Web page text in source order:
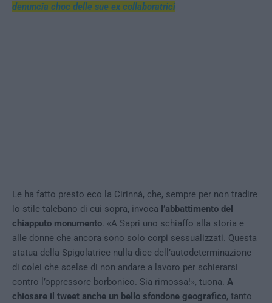
denuncia choc delle sue ex collaboratrici
Le ha fatto presto eco la Cirinnà, che, sempre per non tradire
lo stile talebano di cui sopra, invoca l’abbattimento del
chiapputo monumento. «A Sapri uno schiaffo alla storia e
alle donne che ancora sono solo corpi sessualizzati. Questa
statua della Spigolatrice nulla dice dell’autodeterminazione
di colei che scelse di non andare a lavoro per schierarsi
contro l’oppressore borbonico. Sia rimossa!», tuona. A
chiosare il tweet anche un bello sfondone geografico, tanto